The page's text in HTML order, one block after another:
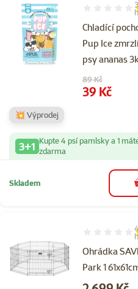
Chladící
Pup Ice
psy ananas
Hodnocení
Původní cena
89 Kč
Cena
39 Kč
💥 Výprodej
3+1 Kupte 4 psí pamlsky a 1
zdarma
Skladem
Ohrádka
Park 1
Hodnocení